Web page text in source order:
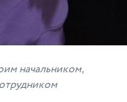
начальником,